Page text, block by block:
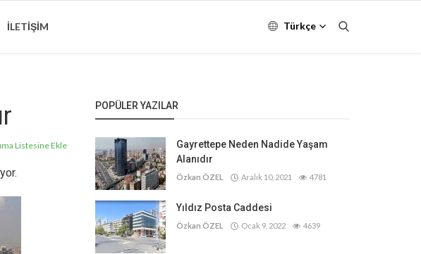
İLETIŞIM Türkçe
Listesine Ekle
POPÜLER YAZILAR
Gayrettepe Neden Nadide Yaşam
Alanıdır
Özkan ÖZEL Aralık 10, 2021 4781
Yıldız Posta Caddesi
Özkan ÖZEL Ocak 9, 2022 4639